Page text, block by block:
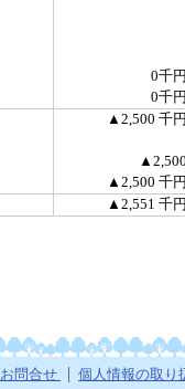
0千
0千
▲2,500 千
▲2,500 千
▲2,551 千
お問合せ 個人情報の取り